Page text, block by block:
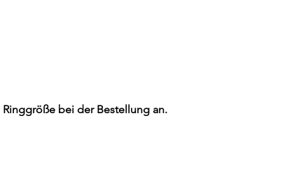
bei der Bestellung an.